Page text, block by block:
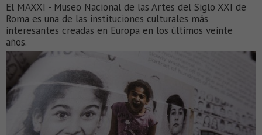
El MAXXI - Museo Nacional de las Artes del Siglo XXI de
Roma es una de las instituciones culturales más
interesantes creadas en Europa en los últimos veinte
años.